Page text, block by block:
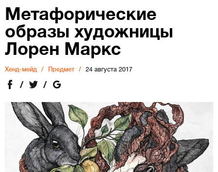
Метафорические
образы художницы
Лорен Маркс
Хенд-мейд Предмет 24 августа 2017